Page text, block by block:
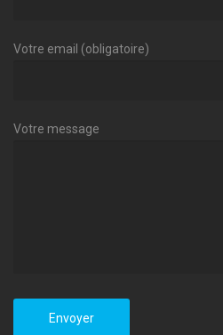
Votre email (obligatoire)
Votre message